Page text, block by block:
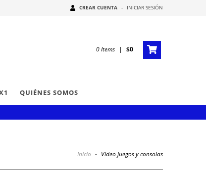
CREAR CUENTA - INICIAR SESIÓN
0Items | $0
QUIÉNES SOMOS
Inicio - Video juegos y consolas